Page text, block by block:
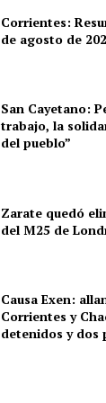
Corrientes:
de agosto de
San Cayetano:
trabajo, la
del pueblo”
Zarate quedó
del M25 de
Causa Exen:
Corrientes y
detenidos y dos